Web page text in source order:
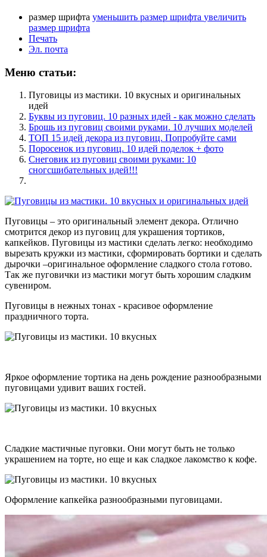
размер шрифта уменьшить размер шрифта увеличить
размер шрифта
Печать
Эл. почта
Меню статьи:
Пуговицы из мастики. 10 вкусных и оригинальных
идей
Буквы из пуговиц. 10 разных идей - как можно сделать
Брошь из пуговиц своими руками. 10 лучших моделей
ТОП 15 идей декора из пуговиц. Попробуйте сами
Поросенок из пуговиц. 10 идей поделок + фото
Снеговик из пуговиц своими руками: 10
сногсшибательных идей!!!
Пуговицы – это оригинальный элемент декора. Отлично
смотрится декор из пуговиц для украшения тортиков,
капкейков. Пуговицы из мастики сделать легко: необходимо
вырезать кружки из мастики, сформировать бортики и сделать
дырочки –оригинальное оформление сладкого стола готово.
Так же пуговички из мастики могут быть хорошим сладким
сувениром.
Пуговицы в нежных тонах - красивое оформление
праздничного торта.
Яркое оформление тортика на день рождение разнообразными
пуговицами удивит ваших гостей.
Сладкие мастичные пуговки. Они могут быть не только
украшением на торте, но еще и как сладкое лакомство к кофе.
Оформление капкейка разнообразными пуговицами.